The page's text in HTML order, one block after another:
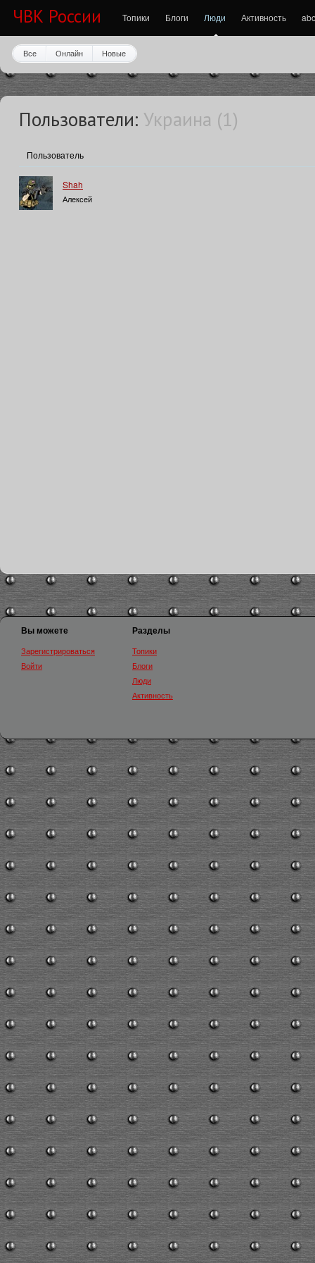
ЧВК России Топики Блоги Люди Активность
Все Онлайн Новые
Пользователи: Украина (1)
Пользователь
Shah
Алексей
Вы можете
Зарегистрироваться
Войти
Разделы
Топики
Блоги
Люди
Активность